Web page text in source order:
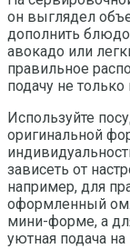
он выглядел
дополнить
авокадо или
правильное
подачу не
Используйте
оригинальной
зависеть от
например, для
оформленный
мини-форме, а
уютная подача